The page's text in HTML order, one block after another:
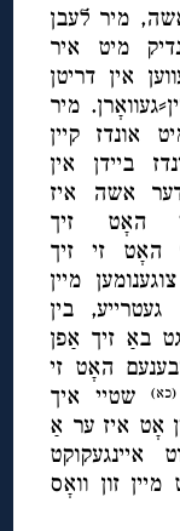
מיר לעבן
מיט איר
אין דריטן
מיר
אונדז קיין
ביידן אין
אשה איז
האָט זיך
האָט זי זיך
מיין
בין
באַ זיך אַפן
האָט זי
(כא)
שטיי איך
אָט איז ער אַ
זון וואָס